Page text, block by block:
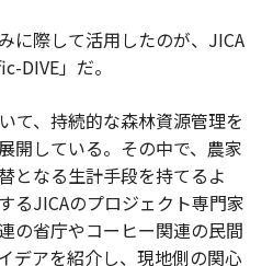
に際して活用したのが、JICA
DIVE」だ。
て、持続的な森林資源管理を
開している。その中で、農家
となる生計手段を持てるよ
るJICAのプロジェクト専門家
の省庁やコーヒー関連の民間
デアを紹介し、現地側の関心